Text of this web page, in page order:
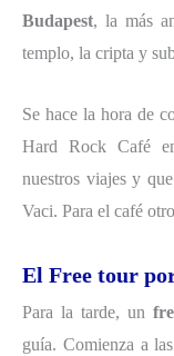
Budapest, la más
templo, la cripta y
Se hace la hora de
Hard Rock Café
nuestros viajes y
Vaci. Para el café
El Free tour
Para la tarde, un
guía. Comienza a